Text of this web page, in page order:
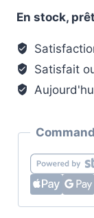
Mural
Demi-
Perroquet
Métallisé
En stock,
Satisfait